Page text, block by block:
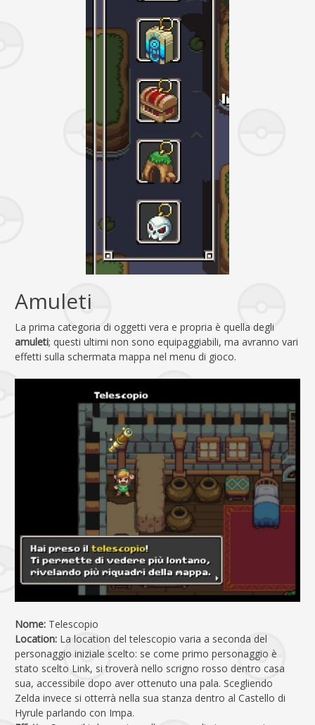
Amuleti
La prima categoria di oggetti vera e propria è quella degli
amuleti; questi ultimi non sono equipaggiabili, ma avranno vari
effetti sulla schermata mappa nel menu di gioco.
Nome: Telescopio
Location: La location del telescopio varia a seconda del
personaggio iniziale scelto: se come primo personaggio è
stato scelto Link, si troverà nello scrigno rosso dentro casa
sua, accessibile dopo aver ottenuto una pala. Scegliendo
Zelda invece si otterrà nella sua stanza dentro al Castello di
Hyrule parlando con Impa.